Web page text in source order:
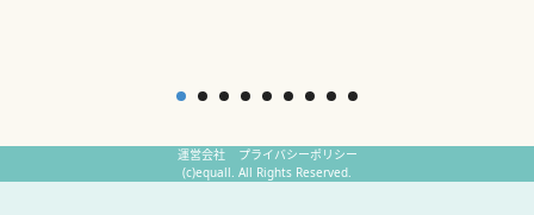
運営会社
プライバシーポリシー
(c)equall. All Rights Reserved.